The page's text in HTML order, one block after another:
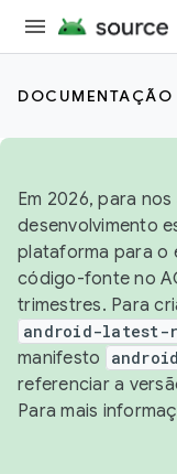
DOCUMENTAÇÃO
Em 2026, para
desenvolvimento
plataforma para o
código-fonte no
trimestres. Para
android-latest-
manifesto
referenciar a
Para mais